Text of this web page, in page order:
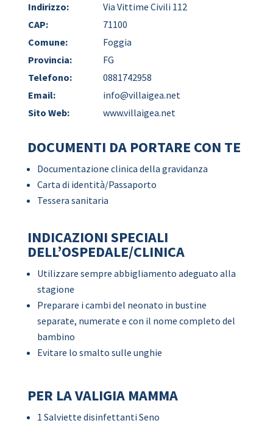
Indirizzo:
Via Vittime Civili 112
CAP:
71100
Comune:
Foggia
Provincia:
FG
Telefono:
0881742958
Email:
info@villaigea.net
Sito Web:
www.villaigea.net
DOCUMENTI DA PORTARE CON TE
Documentazione clinica della gravidanza
Carta di identità/Passaporto
Tessera sanitaria
INDICAZIONI SPECIALI
DELL’OSPEDALE/CLINICA
Utilizzare sempre abbigliamento adeguato alla
stagione
Preparare i cambi del neonato in bustine
separate, numerate e con il nome completo del
bambino
Evitare lo smalto sulle unghie
PER LA VALIGIA MAMMA
1 Salviette disinfettanti Seno